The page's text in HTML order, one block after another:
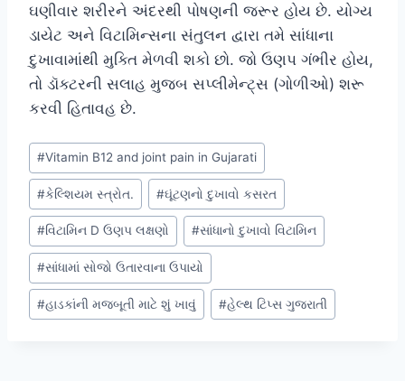
ઘણીવાર શરીરને અંદરથી પોષણની જરૂર હોય છે. યોગ્ય
ડાયેટ અને વિટામિન્સના સંતુલન દ્વારા તમે સાંધાના
દુખાવામાંથી મુક્તિ મેળવી શકો છો. જો ઉણપ ગંભીર હોય,
તો ડૉક્ટરની સલાહ મુજબ સપ્લીમેન્ટ્સ (ગોળીઓ) શરૂ
કરવી હિતાવહ છે.
Post
Tags:
#Vitamin B12 and joint pain in Gujarati
#કેલ્શિયમ સ્ત્રોત. #ઘૂંટણનો દુખાવો કસરત
#વિટામિન D ઉણપ લક્ષણો #સાંધાનો દુખાવો વિટામિન
#સાંધામાં સોજો ઉતારવાના ઉપાયો
#હાડકાંની મજબૂતી માટે શું ખાવું #હેલ્થ ટિપ્સ ગુજરાતી